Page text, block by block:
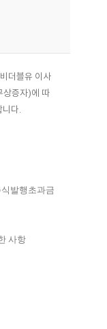
더블유 이사
상증자)에 따
니다.
발행초과금
사항